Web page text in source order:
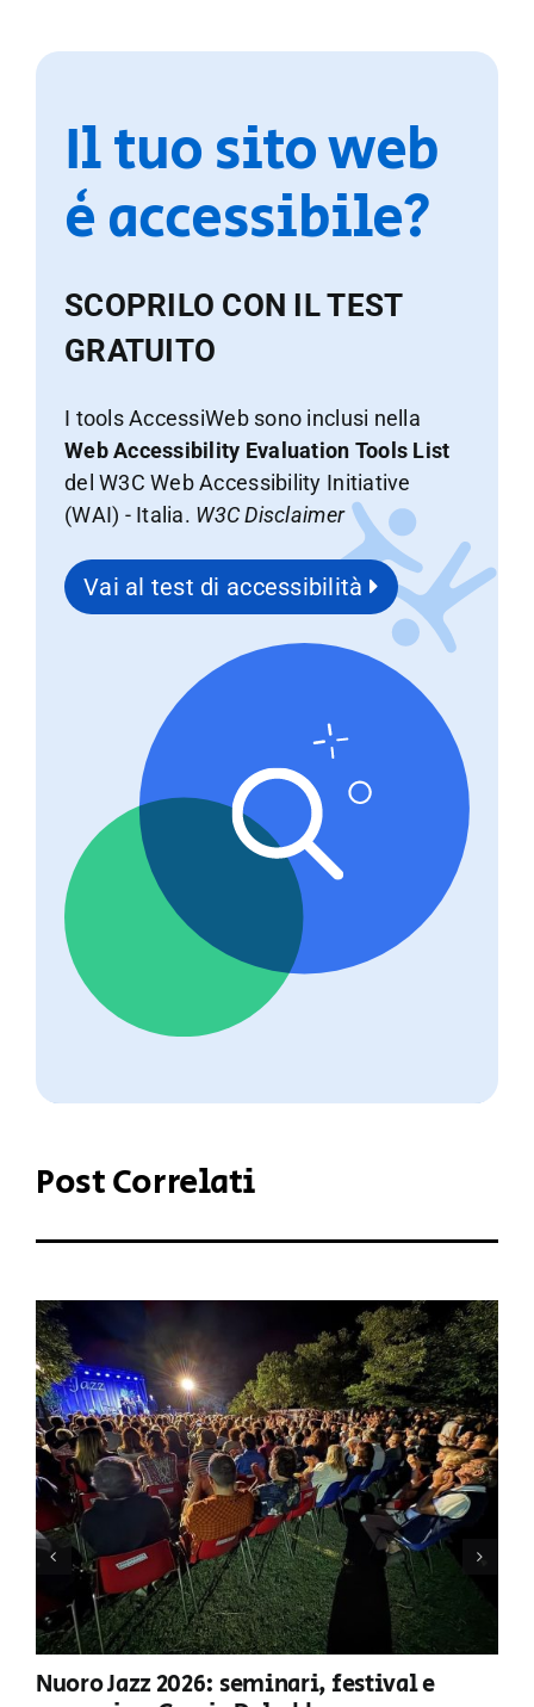
Il tuo sito web
è accessibile?
SCOPRILO CON IL TEST
GRATUITO
I tools AccessiWeb sono inclusi nella
Web Accessibility Evaluation Tools List
del W3C Web Accessibility Initiative
(WAI) - Italia. W3C Disclaimer
Vai al test di accessibilità
Post Correlati
Nuoro Jazz 2026: seminari, festival e